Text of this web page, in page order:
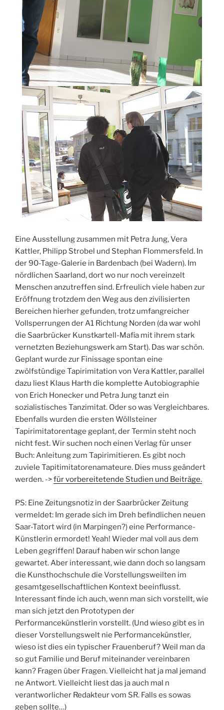
Eine Ausstellung zusammen mit Petra Jung, Vera
Kattler, Philipp Strobel und Stephan Flommersfeld. In
der 90-Tage-Galerie in Bardenbach (bei Wadern). Im
nördlichen Saarland, dort wo nur noch vereinzelt
Menschen anzutreffen sind. Erfreulich viele haben zur
Eröffnung trotzdem den Weg aus den zivilisierten
Bereichen hierher gefunden, trotz umfangreicher
Vollsperrungen der A1 Richtung Norden (da war wohl
die Saarbrücker Kunstkartell-Mafia mit ihrem stark
vernetzten Beziehungswerk am Start). Das war schön.
Geplant wurde zur Finissage spontan eine
zwölfstündige Tapirimitation von Vera Kattler, parallel
dazu liest Klaus Harth die komplette Autobiographie
von Erich Honecker und Petra Jung tanzt ein
sozialistisches Tanzimitat. Oder so was Vergleichbares.
Ebenfalls wurden die ersten Wöllsteiner
Tapirimitatorentage geplant, der Termin steht noch
nicht fest. Wir suchen noch einen Verlag für unser
Buch: Anleitung zum Tapirimitieren. Es gibt noch
zuviele Tapitimitatorenamateure. Dies muss geändert
werden. ->für vorbereitetende Studien und Beiträge.
PS: Eine Zeitungsnotiz in der Saarbrücker Zeitung
vermeldet: Im gerade sich im Dreh befindlichen neuen
Saar-Tatort wird (in Marpingen?) eine Performance-
Künstlerin ermordet! Yeah! Wieder mal voll aus dem
Leben gegriffen! Darauf haben wir schon lange
gewartet. Aber interessant, wie dann doch so langsam
die Kunsthochschule die Vorstellungsweilten im
gesamtgesellschaftlichen Kontext beeinflusst.
Interessant finde ich auch, wenn man sich vorstellt, wie
man sich jetzt den Prototypen der
Performancekünstlerin vorstellt. (Und wieso gibt es in
dieser Vorstellungswelt nie Performancekünstler,
wieso ist dies ein typischer Frauenberuf? Weil man da
so gut Familie und Beruf miteinander vereinbaren
kann? Fragen über Fragen. Vielleicht hat ja mal jemand
ne Antwort. Vielleicht liest das ja auch mal n
verantworlicher Redakteur vom SR. Falls es sowas
geben sollte…)